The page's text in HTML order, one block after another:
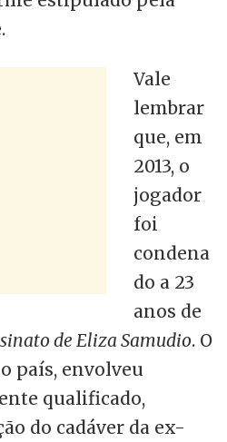
Vale
lembrar
que, em
2013, o
jogador
foi
condena
do a 23
anos de
de Eliza Samudio. O
país, envolveu
qualificado,
do cadáver da ex-